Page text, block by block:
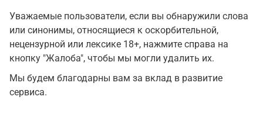
Уважаемые пользователи, если вы обнаружили слова
или синонимы, относящиеся к оскорбительной,
нецензурной или лексике 18+, нажмите справа на
кнопку "Жалоба", чтобы мы могли удалить их.
Мы будем благодарны вам за вклад в развитие
сервиса.